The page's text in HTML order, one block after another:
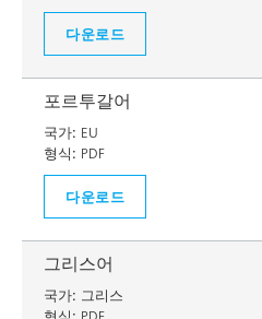
다운로드
포르투갈어
국가: EU
형식: PDF
다운로드
그리스어
국가: 그리스